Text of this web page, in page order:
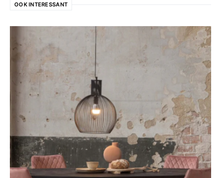
OOK INTERESSANT